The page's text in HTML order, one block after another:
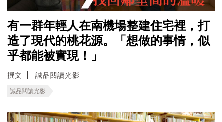
有一群年輕人在南機場整建住宅裡，打
造了現代的桃花源。「想做的事情，似
乎都能被實現！」
撰文 誠品閱讀光影
誠品閱讀光影